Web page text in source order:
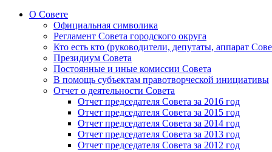
О Совете
Официальная символика
Регламент Совета городского округа
Кто есть кто (руководители, депутаты, аппарат
Президиум Совета
Постоянные и иные комиссии Совета
В помощь субъектам правотворческой инициативы
Отчет о деятельности Совета
Отчет председателя Совета за 2016 год
Отчет председателя Совета за 2015 год
Отчет председателя Совета за 2014 год
Отчет председателя Совета за 2013 год
Отчет председателя Совета за 2012 год